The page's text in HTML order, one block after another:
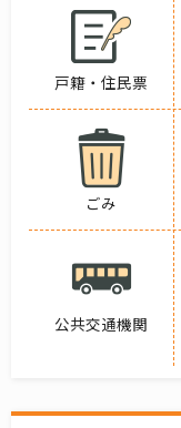
戸籍・住民票
ごみ
公共交通機関